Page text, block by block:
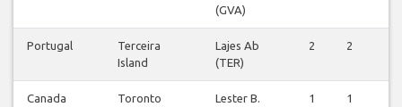
(GVA)
Portugal
Terceira
Island
Lajes Ab
(TER)
2 2
Canada Toronto
Lester B.
1 1